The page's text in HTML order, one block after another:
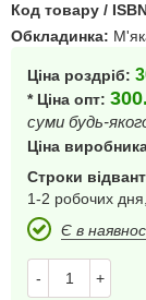
Код товару /
Обкладинка:
Ціна роздріб:
* Ціна опт:
суми будь-
Ціна
Строки
1-2 робочих
Є в
- +